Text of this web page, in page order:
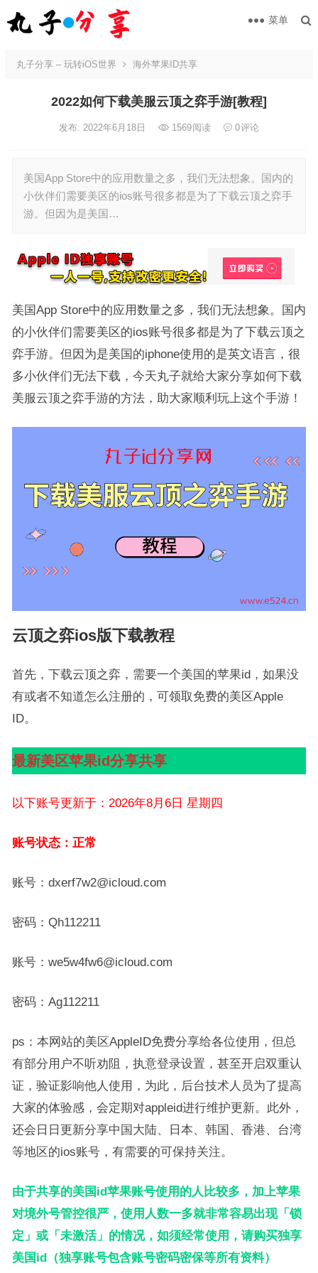
菜单
丸子分享 – 玩转iOS世界 海外苹果ID共享
2022如何下载美服云顶之弈手游[教程]
发布: 2022年6月18日 1569阅读 0评论
美国App Store中的应用数量之多，我们无法想象。国内的
小伙伴们需要美区的ios账号很多都是为了下载云顶之弈手
游。但因为是美国…
美国App Store中的应用数量之多，我们无法想象。国内
的小伙伴们需要美区的ios账号很多都是为了下载云顶之
弈手游。但因为是美国的iphone使用的是英文语言，很
多小伙伴们无法下载，今天丸子就给大家分享如何下载
美服云顶之弈手游的方法，助大家顺利玩上这个手游！
云顶之弈ios版下载教程
首先，下载云顶之弈，需要一个美国的苹果id，如果没
有或者不知道怎么注册的，可领取免费的美区Apple
ID。
最新美区苹果id分享共享
以下账号更新于：2026年8月6日 星期四
账号状态：正常
账号：dxerf7w2@icloud.com
密码：Qh112211
账号：we5w4fw6@icloud.com
密码：Ag112211
ps：本网站的美区AppleID免费分享给各位使用，但总
有部分用户不听劝阻，执意登录设置，甚至开启双重认
证，验证影响他人使用，为此，后台技术人员为了提高
大家的体验感，会定期对appleid进行维护更新。此外，
还会日日更新分享中国大陆、日本、韩国、香港、台湾
等地区的ios账号，有需要的可保持关注。
由于共享的美国id苹果账号使用的人比较多，加上苹果
对境外号管控很严，使用人数一多就非常容易出现「锁
定」或「未激活」的情况，如须经常使用，请购买独享
美国id（独享账号包含账号密码密保等所有资料）